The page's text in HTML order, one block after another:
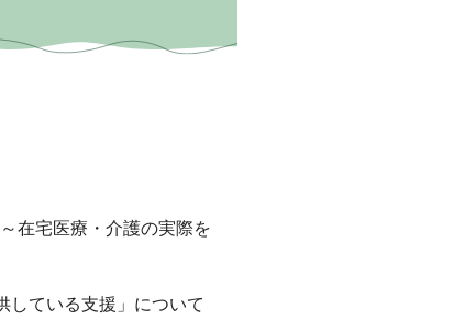
在宅医療・介護の実際を
している支援」について